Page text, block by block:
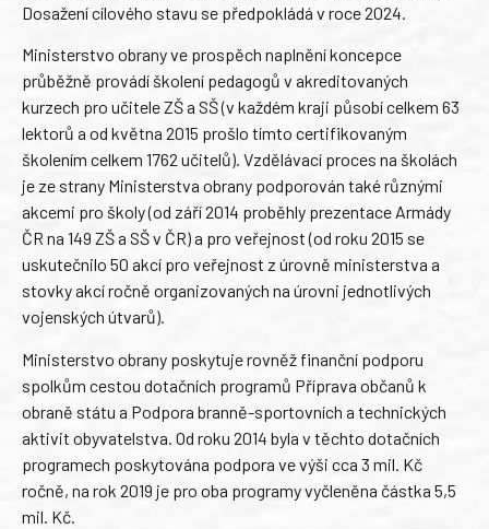
Dosažení cílového stavu se předpokládá v roce 2024.
Ministerstvo obrany ve prospěch naplnění koncepce
průběžně provádí školení pedagogů v akreditovaných
kurzech pro učitele ZŠ a SŠ (v každém kraji působí celkem 63
lektorů a od května 2015 prošlo tímto certifikovaným
školením celkem 1762 učitelů). Vzdělávací proces na školách
je ze strany Ministerstva obrany podporován také různými
akcemi pro školy (od září 2014 proběhly prezentace Armády
ČR na 149 ZŠ a SŠ v ČR) a pro veřejnost (od roku 2015 se
uskutečnilo 50 akcí pro veřejnost z úrovně ministerstva a
stovky akcí ročně organizovaných na úrovni jednotlivých
vojenských útvarů).
Ministerstvo obrany poskytuje rovněž finanční podporu
spolkům cestou dotačních programů Příprava občanů k
obraně státu a Podpora branně-sportovních a technických
aktivit obyvatelstva. Od roku 2014 byla v těchto dotačních
programech poskytována podpora ve výši cca 3 mil. Kč
ročně, na rok 2019 je pro oba programy vyčleněna částka 5,5
mil. Kč.